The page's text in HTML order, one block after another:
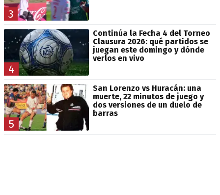
3
4
Continúa la Fecha 4 del Torneo
Clausura 2026: qué partidos se
juegan este domingo y dónde
verlos en vivo
5
San Lorenzo vs Huracán: una
muerte, 22 minutos de juego y
dos versiones de un duelo de
barras